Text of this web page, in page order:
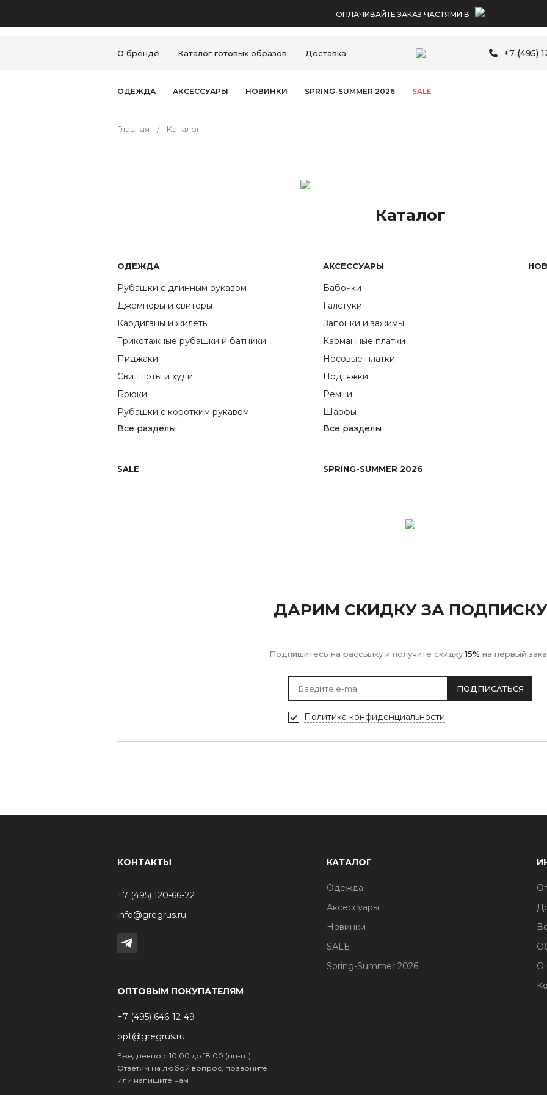
ОПЛАЧИВАЙТЕ ЗАКАЗ ЧАСТЯМИ В
О бренде Каталог готовых образов Доставка +7 (495)
ОДЕЖДА АКСЕССУАРЫ НОВИНКИ SPRING-SUMMER 2026 SALE
Главная Каталог
Вступай в
Каталог
ОДЕЖДА
Рубашки с длинным рукавом
Джемперы и свитеры
Кардиганы и жилеты
Трикотажные рубашки и батники
Пиджаки
Свитшоты и худи
Брюки
Рубашки с коротким рукавом
Все разделы
АКСЕССУАРЫ
Бабочки
Галстуки
Запонки и зажимы
Карманные платки
Носовые платки
Подтяжки
Ремни
Шарфы
Все разделы
SALE SPRING-SUMMER 2026
ДАРИМ СКИДКУ ЗА ПОДПИСКУ
Подпишитесь на рассылку и получите скидку15% на первый
ПОДПИСАТЬСЯ
Политика конфиденциальности
КОНТАКТЫ
+7 (495) 120-66-72
info@gregrus.ru
ОПТОВЫМ ПОКУПАТЕЛЯМ
+7 (495) 646-12-49
opt@gregrus.ru
Ежедневно с 10:00 до 18:00 (пн-пт).
Ответим на любой вопрос, позвоните
или напишите нам
КАТАЛОГ
Одежда
Аксессуары
Новинки
SALE
Spring-Summer 2026
О